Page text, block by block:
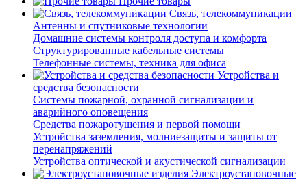
Связь, телекоммуникации
Антенны и спутниковые технологии
Домашние системы контроля доступа и комфорта
Структурированные кабельные системы
Телефонные системы, техника для офиса
Устройства и
средства безопасности
Системы пожарной, охранной сигнализации и
аварийного оповещения
Средства пожаротушения и первой помощи
Устройства заземления, молниезащиты и защиты от
перенапряжений
Устройства оптической и акустической сигнализации
Электроустановочные